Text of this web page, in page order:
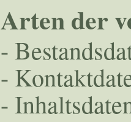
Arten der
-
-
-